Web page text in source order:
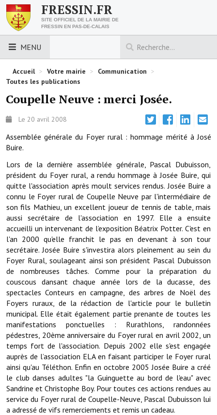
FRESSIN.FR
SITE OFFICIEL DE LA MAIRIE DE
FRESSIN EN PAS-DE-CALAIS
MENU
LES ESSENTIELS
Découvrez Fressin
Urbanisme
Horaires de la mairie
Les foulées fressinoises
ACCÈS RAPIDE
Démarches administratives
Projets et travaux en cours
Fêtes et manifestations
Numéros d'urgence
Terrains et maisons à vendre
VOTRE MAIRIE
Elus et agents
L'équipe municipale
Le personnel municipal
Accueil > Votre mairie > Communication >
Toutes les publications
Coupelle Neuve : merci Josée.
Le 20 avril 2008
Assemblée générale du Foyer rural : hommage mérité à José
Buire.
Lors de la dernière assemblée générale, Pascal Dubuisson,
président du Foyer rural, a rendu hommage à Josée Buire, qui
quitte l'association après moult services rendus. Josée Buire a
connu le Foyer rural de Coupelle Neuve par l'intermédiaire de
son fils Mathieu, un excellent joueur de tennis de table, mais
aussi secrétaire de l'association en 1997. Elle a ensuite
accueilli un intervenant de l’exposition Béatrix Potter. C'est en
l'an 2000 qu'elle franchit le pas en devenant à son tour
secrétaire. Josée Buire s'investira alors pleinement au sein du
Foyer Rural, soulageant ainsi son président Pascal Dubuisson
de nombreuses tâches. Comme pour la préparation du
couscous dansant chaque année lors de la ducasse, des
spectacles Conteurs en campagne, des arbres de Noël des
Foyers ruraux, de la rédaction de l'article pour le bulletin
municipal. Elle était également partie prenante de toutes les
manifestations ponctuelles : Rurathlons, randonnées
pédestres, 20ème anniversaire du Foyer rural en avril 2002, un
temps fort de l'association. Depuis 2002 elle s'est engagée
auprès de l’association ELA en faisant participer le Foyer rural
ainsi qu'au Téléthon. Enfin en octobre 2005 Josée Buire a créé
le club danses adultes "la Guinguette au bord de l'eau" avec
Sandrine et Christophe Boy. Pour toutes ces actions rendues au
service du Foyer rural de Coupelle-Neuve, Pascal Dubuisson lui
a adressé de vifs remerciements et remis un cadeau.